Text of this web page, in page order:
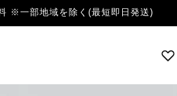
※一部地域を除く(最短即日発送)